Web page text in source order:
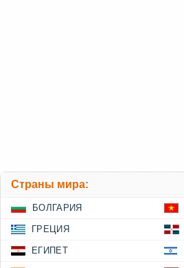
Страны мира:
БОЛГАРИЯ
ГРЕЦИЯ
ЕГИПЕТ